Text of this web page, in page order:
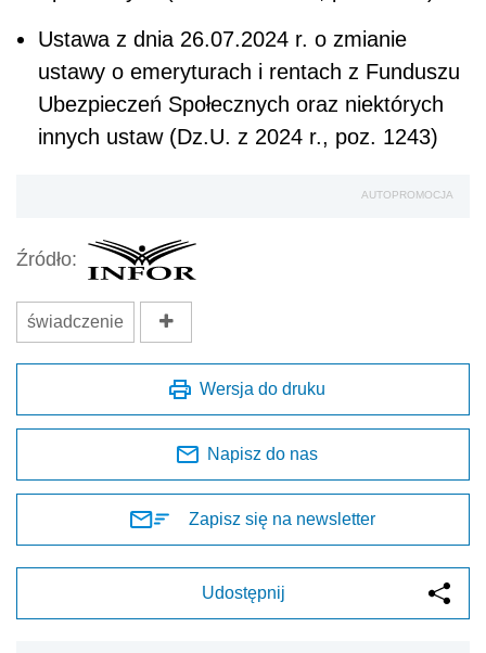
Ustawa z dnia 26.07.2024 r. o zmianie
ustawy o emeryturach i rentach z Funduszu
Ubezpieczeń Społecznych oraz niektórych
innych ustaw (Dz.U. z 2024 r., poz. 1243)
AUTOPROMOCJA
Źródło:
świadczenie
Wersja do druku
Napisz do nas
Zapisz się na newsletter
Udostępnij